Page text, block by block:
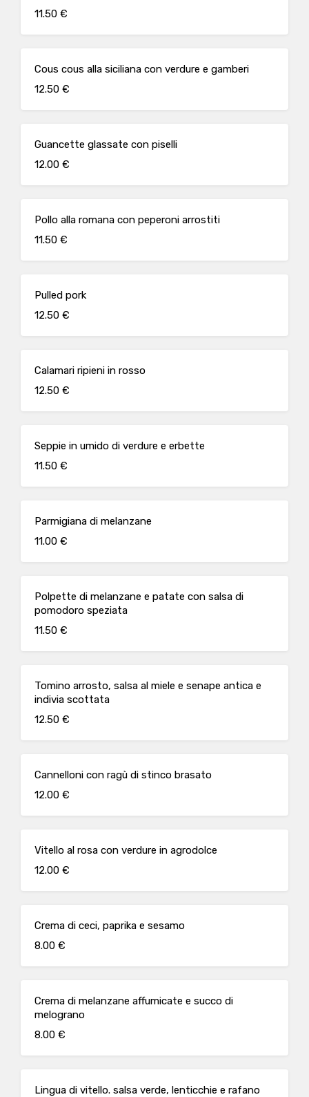
11.50 €
Cous cous alla siciliana con verdure e gamberi
12.50 €
Guancette glassate con piselli
12.00 €
Pollo alla romana con peperoni arrostiti
11.50 €
Pulled pork
12.50 €
Calamari ripieni in rosso
12.50 €
Seppie in umido di verdure e erbette
11.50 €
Parmigiana di melanzane
11.00 €
Polpette di melanzane e patate con salsa di
pomodoro speziata
11.50 €
Tomino arrosto, salsa al miele e senape antica e
indivia scottata
12.50 €
Cannelloni con ragù di stinco brasato
12.00 €
Vitello al rosa con verdure in agrodolce
12.00 €
Crema di ceci, paprika e sesamo
8.00 €
Crema di melanzane affumicate e succo di
melograno
8.00 €
Lingua di vitello. salsa verde, lenticchie e rafano